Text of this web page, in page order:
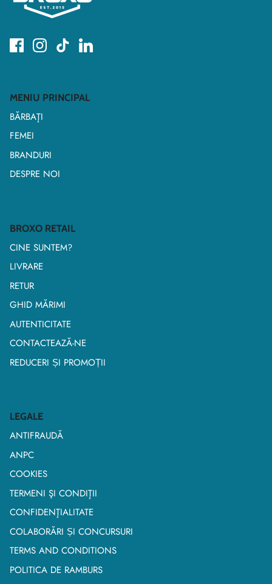
MENIU PRINCIPAL
BĂRBAŢI
FEMEI
BRANDURI
DESPRE NOI
BROXO RETAIL
CINE SUNTEM?
LIVRARE
RETUR
GHID MĂRIMI
AUTENTICITATE
CONTACTEAZĂ-NE
REDUCERI ȘI PROMOȚII
LEGALE
ANTIFRAUDĂ
ANPC
COOKIES
TERMENI ŞI CONDIŢII
CONFIDENŢIALITATE
COLABORĂRI ȘI CONCURSURI
TERMS AND CONDITIONS
POLITICA DE RAMBURS